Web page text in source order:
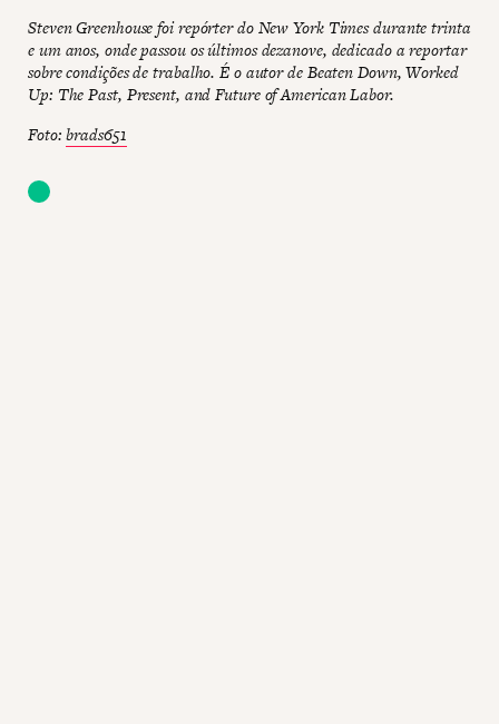
Steven Greenhouse foi repórter do New York Times durante trinta
e um anos, onde passou os últimos dezanove, dedicado a reportar
sobre condições de trabalho. É o autor de Beaten Down, Worked
Up: The Past, Present, and Future of American Labor.
Foto:brads651